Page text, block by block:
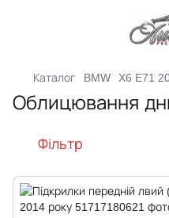
Каталог BMW X6 E71
Облицювання
Фільтр